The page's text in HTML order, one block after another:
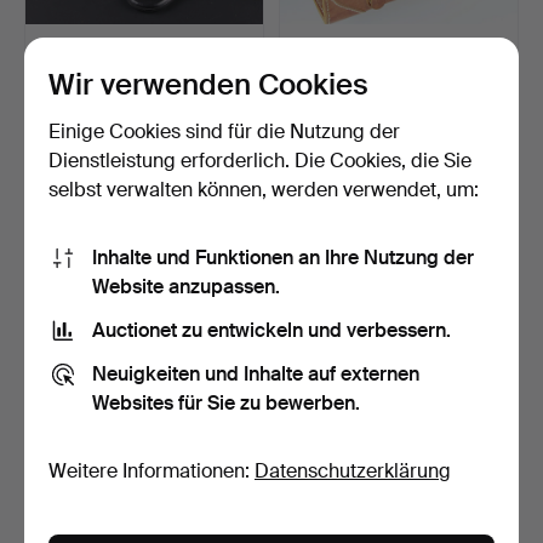
verschiedene Durchm…
Beendet 22. Nov 2023
5 Gebote
43 USD
1970er Jahre.
Beendet 8. Sep 2023
3 Gebote
53 USD
DUX EPISCOP 48, 1960er
Jahre.
1 Gebot
WÄRMEKAMERA, FLIR
E30, 19.200 Pixel, USA.
10 Gebote
Wir verwenden Cookies
Einige Cookies sind für die Nutzung der
Dienstleistung erforderlich. Die Cookies, die Sie
selbst verwalten können, werden verwendet, um:
Inhalte und Funktionen an Ihre Nutzung der
Website anzupassen.
Auctionet zu entwickeln und verbessern.
Neuigkeiten und Inhalte auf externen
Websites für Sie zu bewerben.
Weitere Informationen: Datenschutzerklärung